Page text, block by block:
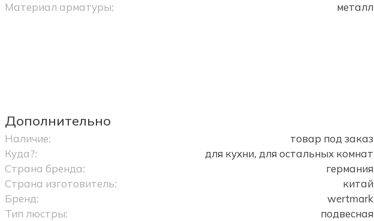
Материал арматуры:
металл
Дополнительно
Наличие:
товар под заказ
Куда?:
для кухни, для остальных комнат
Страна бренда:
германия
Страна изготовитель:
китай
Бренд:
wertmark
Тип люстры:
подвесная